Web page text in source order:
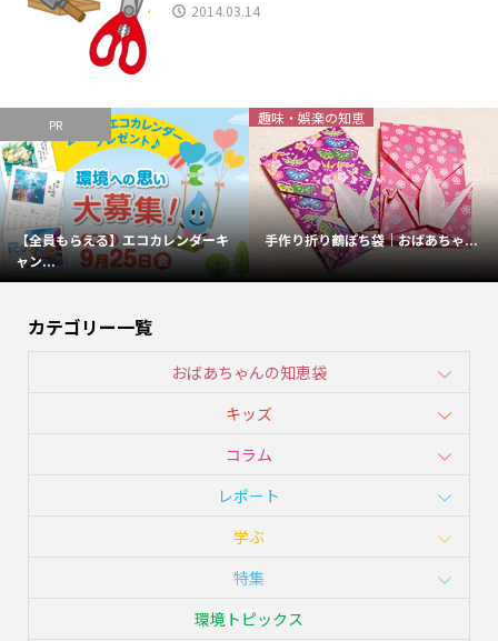
2014.03.14
PR
【全員もらえる】エコカレンダーキ
ャン...
趣味・娯楽の知恵
手作り折り鶴ぽち袋｜おばあちゃ...
カテゴリー一覧
おばあちゃんの知恵袋
キッズ
コラム
レポート
学ぶ
特集
環境トピックス